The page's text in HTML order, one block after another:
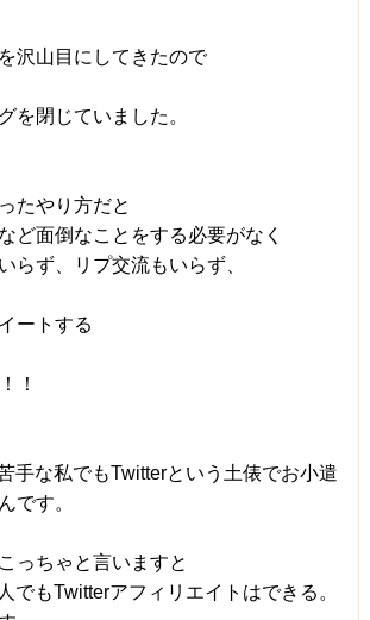
沢山目にしてきたので
を閉じていました。
たやり方だと
ど面倒なことをする必要がなく
らず、リプ交流もいらず、
ートする
！
手な私でもTwitterという土俵でお小遣
です。
っちゃと言いますと
でもTwitterアフィリエイトはできる。